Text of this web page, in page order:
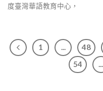
度臺灣華語教育中心，
1 ... 48
54
...